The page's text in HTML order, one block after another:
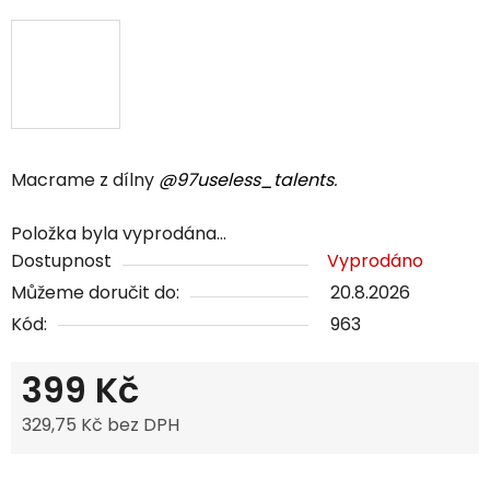
Macrame z dílny @97useless_talents.
Položka byla vyprodána…
Dostupnost
Vyprodáno
Můžeme doručit do:
20.8.2026
Kód:
963
399 Kč
329,75 Kč bez DPH